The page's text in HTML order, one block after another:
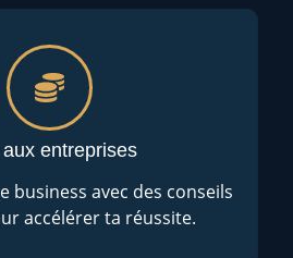
entreprises
business avec des conseils
accélérer ta réussite.